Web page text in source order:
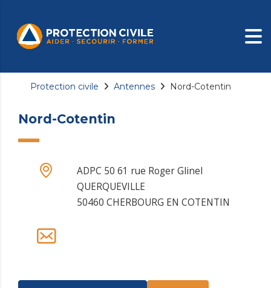
Protection civile Antennes Nord-Cotentin
Nord-Cotentin
ADPC 50 61 rue Roger Glinel
QUERQUEVILLE
50460 CHERBOURG EN COTENTIN